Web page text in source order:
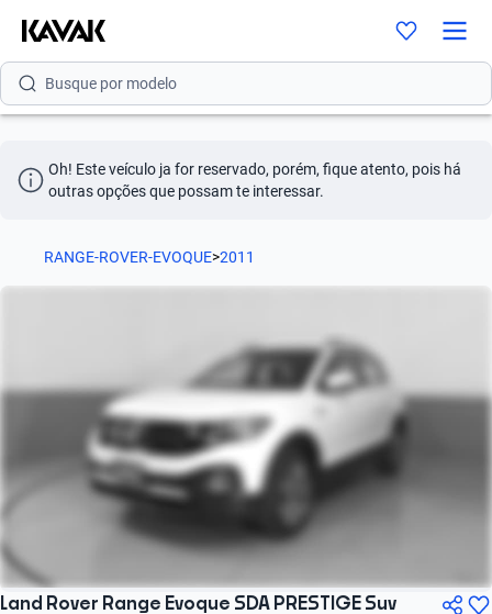
Busque por modelo
Busque por versão
Busque por marca
Busque por modelo
Oh! Este veículo ja for reservado, porém, fique atento, pois há
outras opções que possam te interessar.
RANGE-ROVER-EVOQUE>2011
Land Rover Range Evoque SDA PRESTIGE Suv